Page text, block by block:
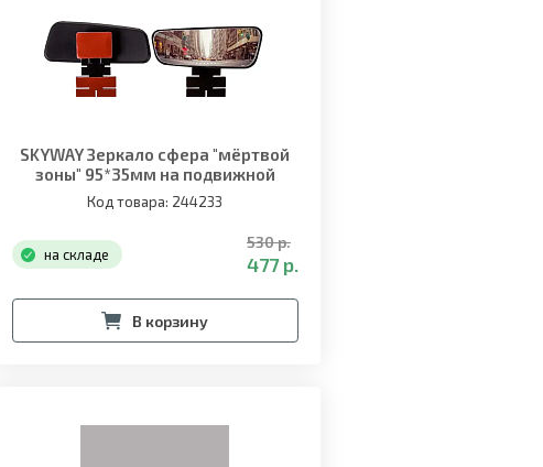
SKYWAY Зеркало сфера "мёртвой
зоны" 95*35мм на подвижной
ножке (2 шт)
Код товара: 244233
на складе
530 р.
477 р.
В корзину